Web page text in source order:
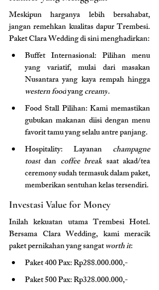
Meskipun harganya lebih bersahabat,
jangan remehkan kualitas dapur Trembesi.
Paket Clara Wedding di sini menghadirkan:
Buffet Internasional: Pilihan menu
yang variatif, mulai dari masakan
western food yang creamy.
Food Stall Pilihan: Kami memastikan
gubukan makanan diisi dengan menu
favorit tamu yang selalu antre panjang.
Hospitality: Layanan champagne
toast dan coffee break saat akad/tea
ceremony sudah termasuk dalam paket,
memberikan sentuhan kelas tersendiri.
Investasi Value for Money
Inilah kekuatan utama Trembesi Hotel.
Bersama Clara Wedding, kami meracik
paket pernikahan yang sangat worth it:
Paket 400 Pax: Rp288.000.000,-
Paket 500 Pax: Rp328.000.000,-